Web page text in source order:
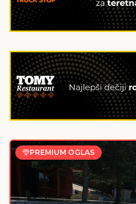
PREMIUM OGLAS